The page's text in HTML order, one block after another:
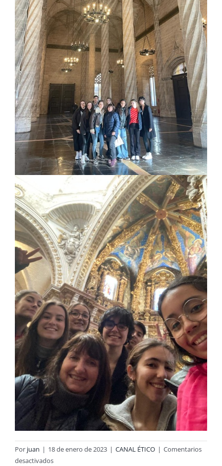
Por juan | 18 de enero de 2023 | CANAL ÉTICO | Comentarios
desactivadosen